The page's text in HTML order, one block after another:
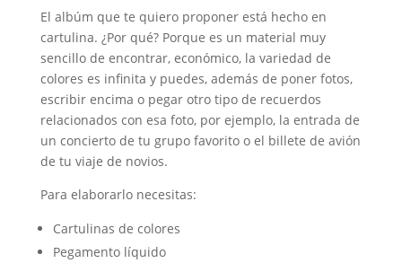
El albúm que te quiero proponer está hecho en
cartulina. ¿Por qué? Porque es un material muy
sencillo de encontrar, económico, la variedad de
colores es infinita y puedes, además de poner fotos,
escribir encima o pegar otro tipo de recuerdos
relacionados con esa foto, por ejemplo, la entrada de
un concierto de tu grupo favorito o el billete de avión
de tu viaje de novios.
Para elaborarlo necesitas:
Cartulinas de colores
Pegamento líquido